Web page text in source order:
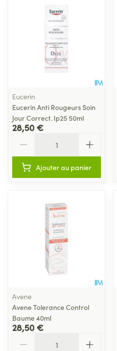
Eucerin
Eucerin Anti Rougeurs Soin
Jour Correct. Ip25 50ml
28,50 €
Ajouter au panier
Avene
Avene Tolerance Control
Baume 40ml
28,50 €